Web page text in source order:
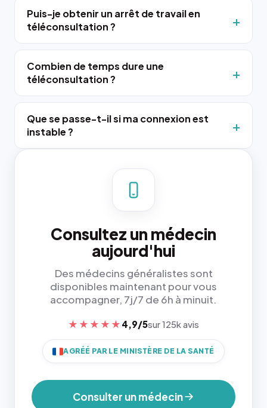
Puis-je obtenir un arrêt de travail en
téléconsultation ?
Combien de temps dure une
téléconsultation ?
Que se passe-t-il si ma connexion est
instable ?
Consultez un médecin
aujourd'hui
Des médecins généralistes sont
disponibles maintenant pour vous
accompagner, 7j/7 de 6h à minuit.
★★★★★ 4,9/5sur 125k avis
AGRÉÉ PAR LE MINISTÈRE DE LA SANTÉ
Consulter un médecin